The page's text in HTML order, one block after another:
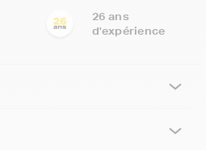
26 ans
d'expérience